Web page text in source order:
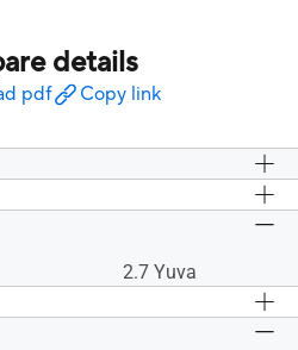
details
pdf Copy link
2.7 Yuva